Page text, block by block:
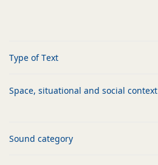
Type of Text
Space, situational and social context
Sound category